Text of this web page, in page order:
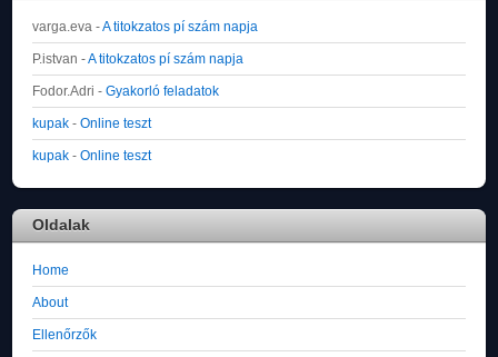
varga.eva - A titokzatos pí szám napja
P.istvan - A titokzatos pí szám napja
Fodor.Adri -Gyakorló feladatok
kupak -Online teszt
kupak -Online teszt
Oldalak
Home
About
Ellenőrzők